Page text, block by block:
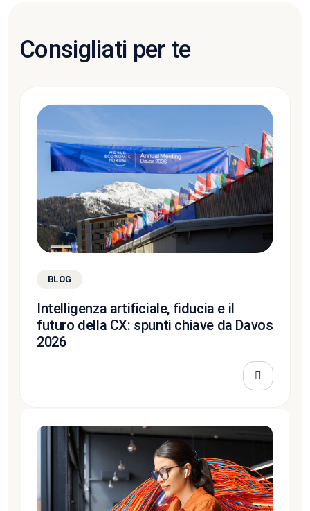
Consigliati per te
BLOG
Intelligenza artificiale, fiducia e il
futuro della CX: spunti chiave da Davos
2026